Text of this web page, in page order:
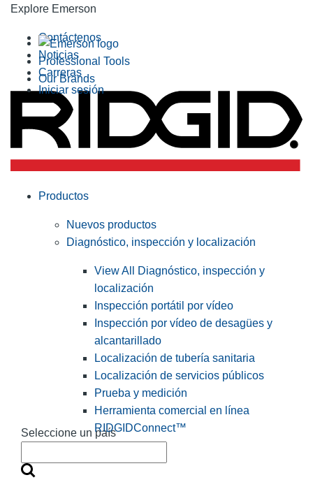
Explore Emerson
Professional Tools
Our Brands
Contáctenos
Noticias
Carreras
Iniciar sesión
Seleccione un país
Productos
Nuevos productos
Diagnóstico, inspección y localización
View All Diagnóstico, inspección y
localización
Inspección portátil por vídeo
Inspección por vídeo de desagües y
alcantarillado
Localización de tubería sanitaria
Localización de servicios públicos
Prueba y medición
Herramienta comercial en línea
RIDGIDConnect™